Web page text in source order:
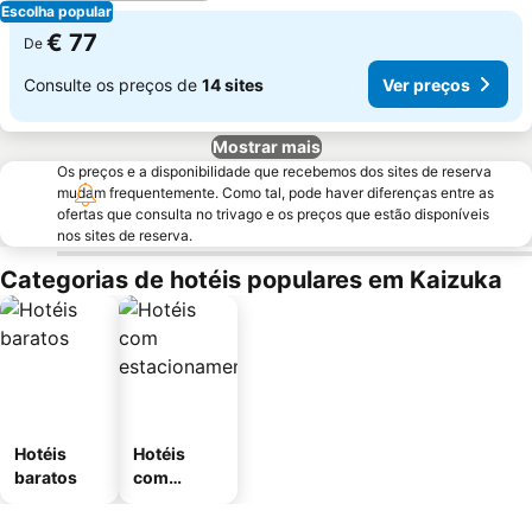
Escolha popular
De € 77
Consulte os preços de 14 sites Ver preços
Mostrar mais
Os preços e a disponibilidade que recebemos dos sites de reserva
mudam frequentemente. Como tal, pode haver diferenças entre as
ofertas que consulta no trivago e os preços que estão disponíveis
nos sites de reserva.
Categorias de hotéis populares em Kaizuka
Hotéis
baratos
Hotéis
com